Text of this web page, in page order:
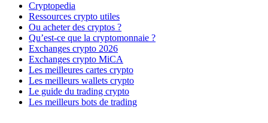
Cryptopedia
Ressources crypto utiles
Ou acheter des cryptos ?
Qu’est-ce que la cryptomonnaie ?
Exchanges crypto 2026
Exchanges crypto MiCA
Les meilleures cartes crypto
Les meilleurs wallets crypto
Le guide du trading crypto
Les meilleurs bots de trading